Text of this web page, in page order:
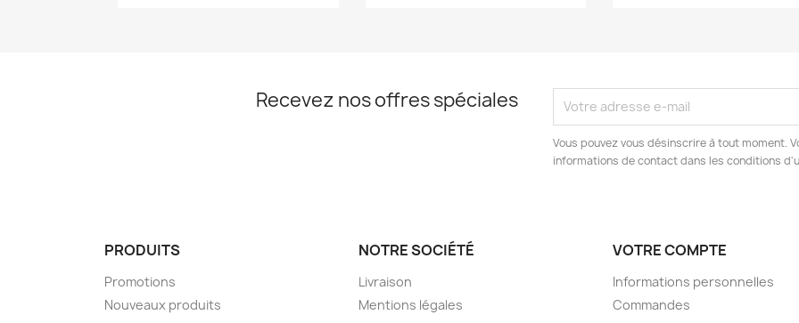
Recevez nos offres spéciales
Vous pouvez vous désinscrire à tout moment.
informations de contact dans les conditions
PRODUITS
Promotions
Nouveaux produits
NOTRE SOCIÉTÉ
Livraison
Mentions légales
VOTRE COMPTE
Informations personnelles
Commandes